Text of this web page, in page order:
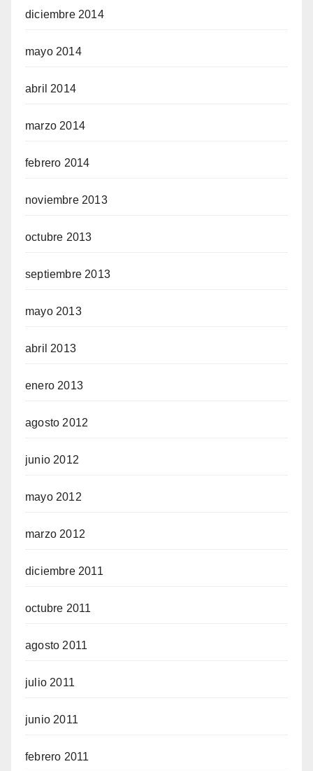
diciembre 2014
mayo 2014
abril 2014
marzo 2014
febrero 2014
noviembre 2013
octubre 2013
septiembre 2013
mayo 2013
abril 2013
enero 2013
agosto 2012
junio 2012
mayo 2012
marzo 2012
diciembre 2011
octubre 2011
agosto 2011
julio 2011
junio 2011
febrero 2011